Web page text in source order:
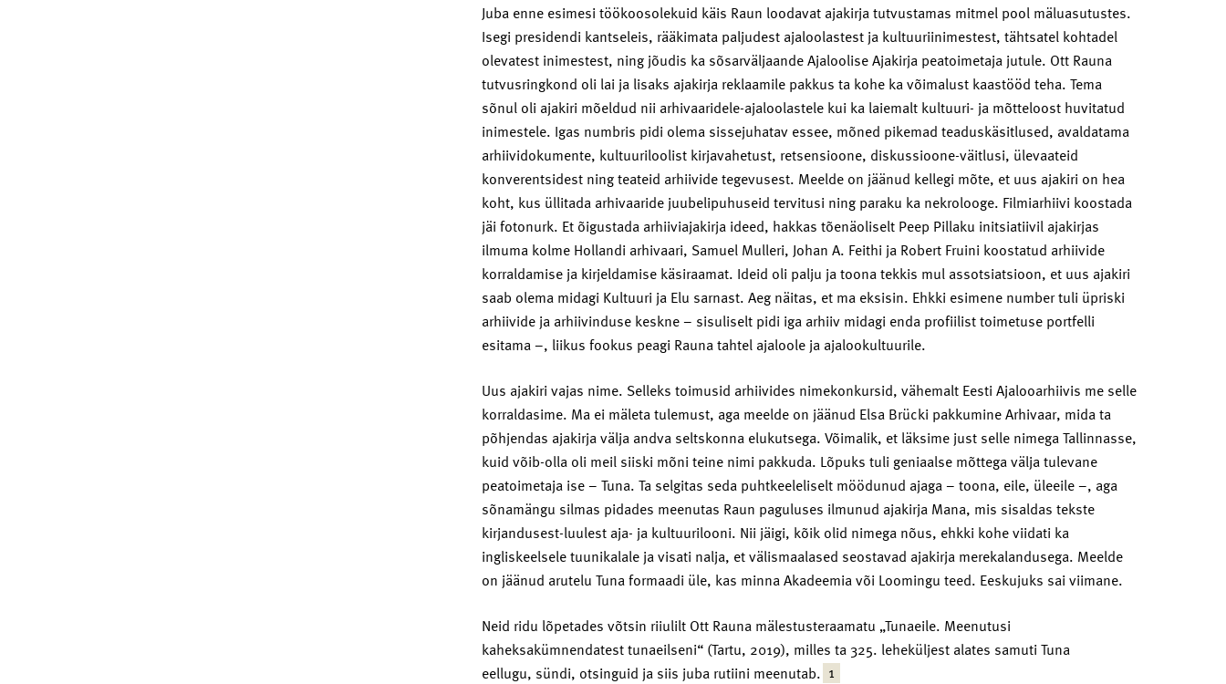
Juba enne esimesi töökoosolekuid käis Raun loodavat ajakirja tutvustamas mitmel pool mäluasutustes.
Isegi presidendi kantseleis, rääkimata paljudest ajaloolastest ja kultuuriinimestest, tähtsatel kohtadel
olevatest inimestest, ning jõudis ka sõsarväljaande Ajaloolise Ajakirja peatoimetaja jutule. Ott Rauna
tutvusringkond oli lai ja lisaks ajakirja reklaamile pakkus ta kohe ka võimalust kaastööd teha. Tema
sõnul oli ajakiri mõeldud nii arhivaaridele-ajaloolastele kui ka laiemalt kultuuri- ja mõtteloost huvitatud
inimestele. Igas numbris pidi olema sissejuhatav essee, mõned pikemad teaduskäsitlused, avaldatama
arhiividokumente, kultuuriloolist kirjavahetust, retsensioone, diskussioone-väitlusi, ülevaateid
konverentsidest ning teateid arhiivide tegevusest. Meelde on jäänud kellegi mõte, et uus ajakiri on hea
koht, kus üllitada arhivaaride juubelipuhuseid tervitusi ning paraku ka nekrolooge. Filmiarhiivi koostada
jäi fotonurk. Et õigustada arhiiviajakirja ideed, hakkas tõenäoliselt Peep Pillaku initsiatiivil ajakirjas
ilmuma kolme Hollandi arhivaari, Samuel Mulleri, Johan A. Feithi ja Robert Fruini koostatud arhiivide
korraldamise ja kirjeldamise käsiraamat. Ideid oli palju ja toona tekkis mul assotsiatsioon, et uus ajakiri
saab olema midagi Kultuuri ja Elu sarnast. Aeg näitas, et ma eksisin. Ehkki esimene number tuli üpriski
arhiivide ja arhiivinduse keskne – sisuliselt pidi iga arhiiv midagi enda profiilist toimetuse portfelli
esitama –, liikus fookus peagi Rauna tahtel ajaloole ja ajalookultuurile.
Uus ajakiri vajas nime. Selleks toimusid arhiivides nimekonkursid, vähemalt Eesti Ajalooarhiivis me selle
korraldasime. Ma ei mäleta tulemust, aga meelde on jäänud Elsa Brücki pakkumine Arhivaar, mida ta
põhjendas ajakirja välja andva seltskonna elukutsega. Võimalik, et läksime just selle nimega Tallinnasse,
kuid võib-olla oli meil siiski mõni teine nimi pakkuda. Lõpuks tuli geniaalse mõttega välja tulevane
peatoimetaja ise – Tuna. Ta selgitas seda puhtkeeleliselt möödunud ajaga – toona, eile, üleeile –, aga
sõnamängu silmas pidades meenutas Raun paguluses ilmunud ajakirja Mana, mis sisaldas tekste
kirjandusest-luulest aja- ja kultuurilooni. Nii jäigi, kõik olid nimega nõus, ehkki kohe viidati ka
ingliskeelsele tuunikalale ja visati nalja, et välismaalased seostavad ajakirja merekalandusega. Meelde
on jäänud arutelu Tuna formaadi üle, kas minna Akadeemia või Loomingu teed. Eeskujuks sai viimane.
Neid ridu lõpetades võtsin riiulilt Ott Rauna mälestusteraamatu „Tunaeile. Meenutusi
kaheksakümnendatest tunaeilseni“ (Tartu, 2019), milles ta 325. leheküljest alates samuti Tuna
eellugu, sündi, otsinguid ja siis juba rutiini meenutab. 1